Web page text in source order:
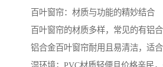
百叶窗帘：材质与功能的精妙结合
百叶窗帘的材质多样，常见的有铝合
铝合金百叶窗帘耐用且易清洁，适
湿环境；PVC材质轻便且价格亲民